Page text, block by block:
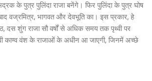
के पुत्र पुलिंदा राजा बनेंगे। फिर पुलिंदा के पुत्र घोष
वज्रमित्र, भागवत और देवभूति का। इस प्रकार, हे
दस शुंग राजा सौ वर्षों से अधिक समय तक पृथ्वी पर
काण्व वंश के राजाओं के अधीन आ जाएगी, जिनमें अच्छे